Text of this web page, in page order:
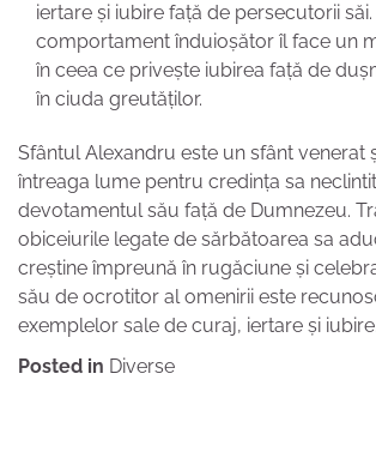
iertare și iubire față de persecutorii
comportament înduioșător îl face un
în ceea ce privește iubirea față de
în ciuda greutăților.
Sfântul Alexandru este un sfânt venerat
întreaga lume pentru credința sa
devotamentul său față de Dumnezeu.
obiceiurile legate de sărbătoarea sa
creștine împreună în rugăciune și
său de ocrotitor al omenirii este
exemplelor sale de curaj, iertare și iubire.
Posted in Diverse